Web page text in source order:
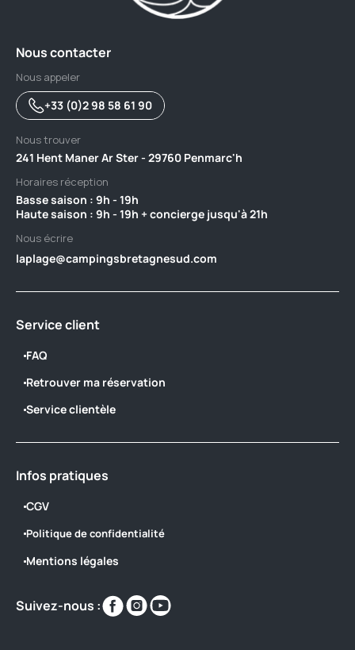
Nous contacter
Nous appeler
+33 (0)2 98 58 61 90
Nous trouver
241 Hent Maner Ar Ster - 29760 Penmarc'h
Horaires réception
Basse saison : 9h - 19h ‎ ‎ ‎ ‎ ‎ ‎ ‎ ‎ ‎ ‎ ‎ ‎ ‎ ‎ ‎ ‎ ‎ ‎ ‎ ‎ ‎ ‎ ‎ ‎ ‎ ‎ ‎ ‎ ‎ ‎ ‎ ‎ ‎ ‎ ‎ ‎ ‎ ‎ ‎ ‎ ‎ ‎ ‎ ‎ ‎ ‎ ‎ ‎ ‎ ‎ ‎ ‎ ‎ ‎ ‎ ‎ ‎ ‎ ‎ ‎ ‎ ‎ ‎ ‎ ‎ ‎ ‎ ‎ ‎ ‎ ‎ ‎ ‎ ‎ ‎ ‎ ‎
Haute saison : 9h - 19h + concierge jusqu'à 21h
Nous écrire
laplage@campingsbretagnesud.com
Service client
FAQ
Retrouver ma réservation
Service clientèle
Infos pratiques
CGV
Politique de confidentialité
Mentions légales
Suivez-nous :
Retrouvez-
nous
Retrouvez-
nous